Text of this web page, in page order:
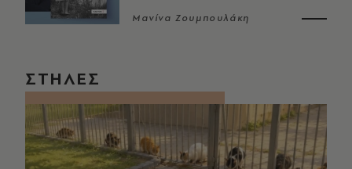
Μανίνα Ζουμπουλάκη
ΣΤΗΛΕΣ